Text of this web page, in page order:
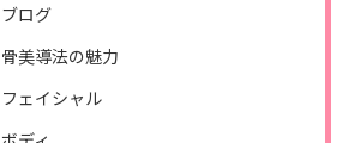
ブログ
骨美導法の魅力
フェイシャル